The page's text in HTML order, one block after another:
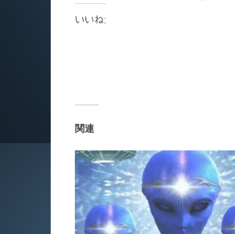
いいね:
関連